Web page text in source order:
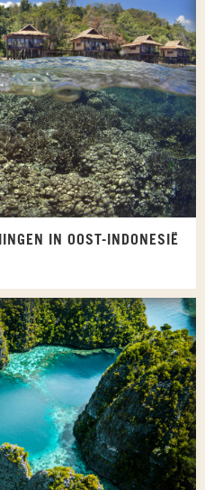
IN OOST-INDONESIË